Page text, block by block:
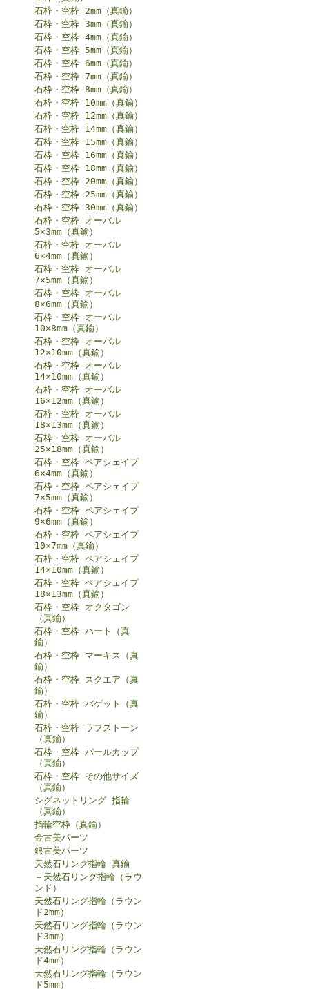
石枠・空枠 2mm（真鍮）
石枠・空枠 3mm（真鍮）
石枠・空枠 4mm（真鍮）
石枠・空枠 5mm（真鍮）
石枠・空枠 6mm（真鍮）
石枠・空枠 7mm（真鍮）
石枠・空枠 8mm（真鍮）
石枠・空枠 10mm（真鍮）
石枠・空枠 12mm（真鍮）
石枠・空枠 14mm（真鍮）
石枠・空枠 15mm（真鍮）
石枠・空枠 16mm（真鍮）
石枠・空枠 18mm（真鍮）
石枠・空枠 20mm（真鍮）
石枠・空枠 25mm（真鍮）
石枠・空枠 30mm（真鍮）
石枠・空枠 オーバル
5×3mm（真鍮）
石枠・空枠 オーバル
6×4mm（真鍮）
石枠・空枠 オーバル
7×5mm（真鍮）
石枠・空枠 オーバル
8×6mm（真鍮）
石枠・空枠 オーバル
10×8mm（真鍮）
石枠・空枠 オーバル
12×10mm（真鍮）
石枠・空枠 オーバル
14×10mm（真鍮）
石枠・空枠 オーバル
16×12mm（真鍮）
石枠・空枠 オーバル
18×13mm（真鍮）
石枠・空枠 オーバル
25×18mm（真鍮）
石枠・空枠 ペアシェイプ
6×4mm（真鍮）
石枠・空枠 ペアシェイプ
7×5mm（真鍮）
石枠・空枠 ペアシェイプ
9×6mm（真鍮）
石枠・空枠 ペアシェイプ
10×7mm（真鍮）
石枠・空枠 ペアシェイプ
14×10mm（真鍮）
石枠・空枠 ペアシェイプ
18×13mm（真鍮）
石枠・空枠 オクタゴン
（真鍮）
石枠・空枠 ハート（真
鍮）
石枠・空枠 マーキス（真
鍮）
石枠・空枠 スクエア（真
鍮）
石枠・空枠 バゲット（真
鍮）
石枠・空枠 ラフストーン
（真鍮）
石枠・空枠 パールカップ
（真鍮）
石枠・空枠 その他サイズ
（真鍮）
シグネットリング 指輪
（真鍮）
指輪空枠（真鍮）
金古美パーツ
銀古美パーツ
天然石リング指輪 真鍮
＋天然石リング指輪（ラウ
ンド）
天然石リング指輪（ラウン
ド2mm）
天然石リング指輪（ラウン
ド3mm）
天然石リング指輪（ラウン
ド4mm）
天然石リング指輪（ラウン
ド5mm）